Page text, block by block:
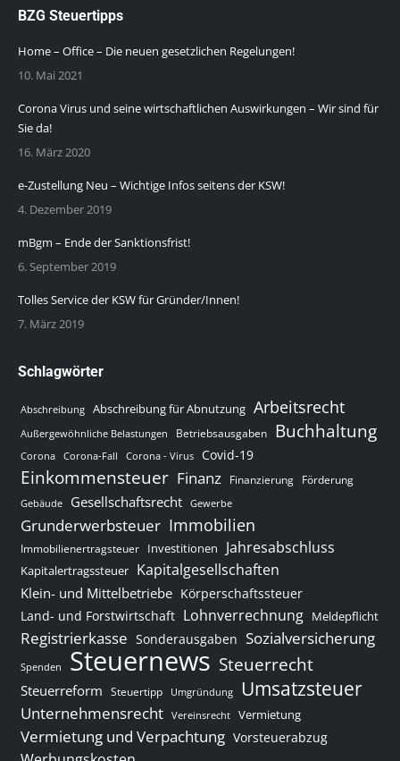
BZG Steuertipps
Home – Office – Die neuen gesetzlichen Regelungen!
10. Mai 2021
Corona Virus und seine wirtschaftlichen Auswirkungen – Wir sind für
Sie da!
16. März 2020
e-Zustellung Neu – Wichtige Infos seitens der KSW!
4. Dezember 2019
mBgm – Ende der Sanktionsfrist!
6. September 2019
Tolles Service der KSW für Gründer/Innen!
7. März 2019
Schlagwörter
Abschreibung Abschreibung für Abnutzung Arbeitsrecht
Außergewöhnliche Belastungen Betriebsausgaben Buchhaltung
Corona Corona-Fall Corona - Virus Covid-19
Einkommensteuer Finanz Finanzierung Förderung
Gebäude Gesellschaftsrecht Gewerbe
Grunderwerbsteuer Immobilien
Immobilienertragsteuer Investitionen Jahresabschluss
Kapitalertragssteuer Kapitalgesellschaften
Klein- und Mittelbetriebe Körperschaftssteuer
Land- und Forstwirtschaft Lohnverrechnung Meldepflicht
Registrierkasse Sonderausgaben Sozialversicherung
Spenden Steuernews Steuerrecht
Steuerreform Steuertipp Umgründung Umsatzsteuer
Unternehmensrecht Vereinsrecht Vermietung
Vermietung und Verpachtung Vorsteuerabzug